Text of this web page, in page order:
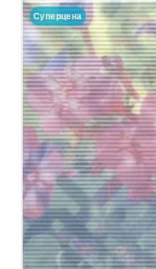
Суперцена